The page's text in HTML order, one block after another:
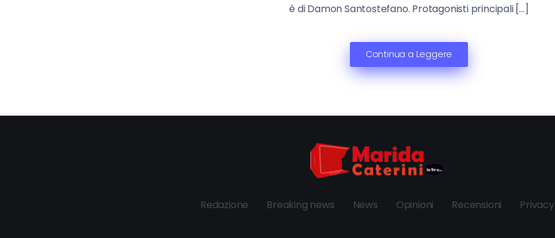
è di Damon Santostefano. Protagonisti principali […]
Continua a Leggere
Redazione Breaking news News Opinioni Recensioni Privacy